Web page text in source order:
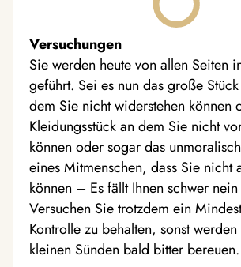
Versuchungen
Sie werden heute von allen Seiten
geführt. Sei es nun das große
dem Sie nicht widerstehen können
Kleidungsstück an dem Sie nicht
können oder sogar das
eines Mitmenschen, dass Sie nicht
können – Es fällt Ihnen schwer
Versuchen Sie trotzdem ein
Kontrolle zu behalten, sonst
kleinen Sünden bald bitter bereuen.